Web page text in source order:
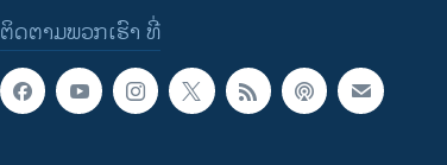
ຕິດຕາມພວກເຮົາ ທີ່